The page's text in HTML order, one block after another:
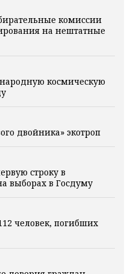
комиссии
на нештатные
космическую
двойника» экотроп
строку в
выборах в Госдуму
человек, погибших